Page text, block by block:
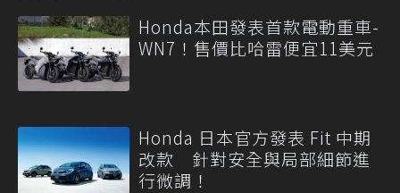
Honda本田發表首款電動重車-
WN7！售價比哈雷便宜11美元
Honda 日本官方發表 Fit 中期
改款 針對安全與局部細節進
行微調！